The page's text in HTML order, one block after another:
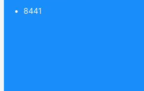
8441